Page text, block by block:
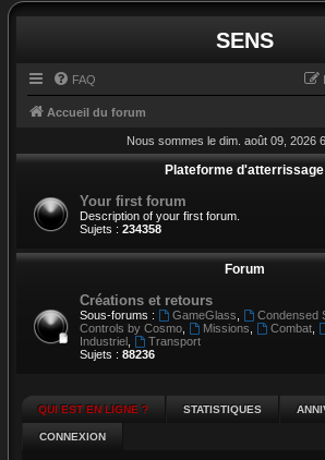
SENS
FAQ
Accueil du forum
Nous sommes le dim. août 09, 2026
Plateforme d'atterrissage
Your first forum
Description of your first forum.
Sujets : 234358
Forum
Créations et retours
Sous-forums : GameGlass Condensed
Controls by Cosmo
Missions Combat,
Industriel
Transport
Sujets : 88236
QUI EST EN LIGNE ? STATISTIQUES
CONNEXION